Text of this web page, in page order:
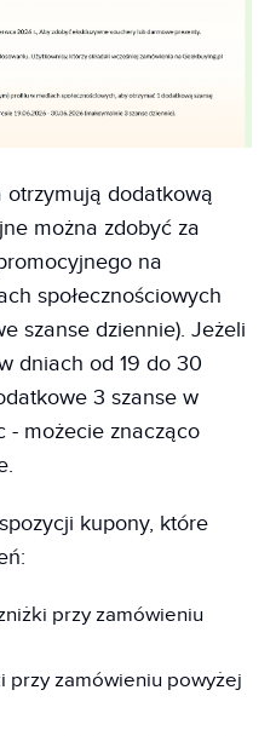
dodatkową
można zdobyć za
na
społecznościowych
szanse dziennie). Jeżeli
dniach od 19 do 30
3 szanse w
- możecie znacząco
kupony, które
przy zamówieniu
przy zamówieniu powyżej